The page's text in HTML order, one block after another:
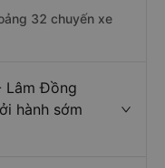
32 chuyến xe
Lâm Đồng
hành sớm